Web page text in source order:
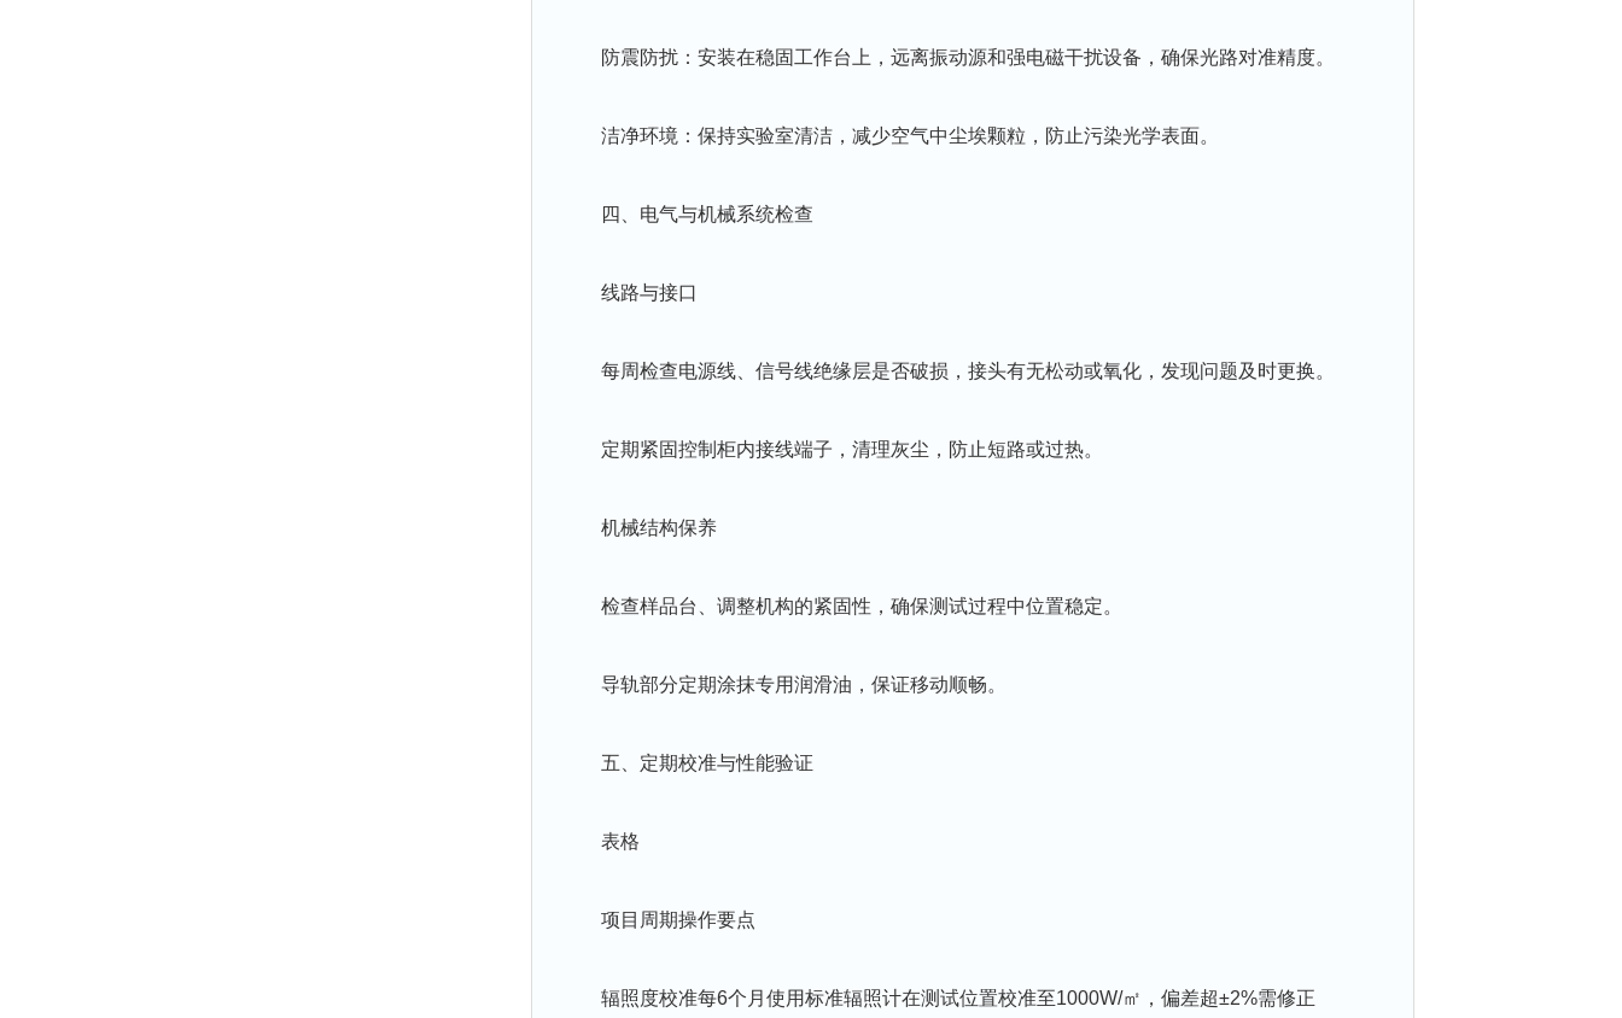
防震防扰‌：安装在稳固工作台上，远离振动源和强电磁干扰设备，确保光路对准精度。
洁净环境‌：保持实验室清洁，减少空气中尘埃颗粒，防止污染光学表面。
四、电气与机械系统检查‌
线路与接口‌
每周检查电源线、信号线绝缘层是否破损，接头有无松动或氧化，发现问题及时更换。
定期紧固控制柜内接线端子，清理灰尘，防止短路或过热。
机械结构保养‌
检查样品台、调整机构的紧固性，确保测试过程中位置稳定。
导轨部分定期涂抹专用润滑油，保证移动顺畅。
五、定期校准与性能验证‌
表格
项目周期操作要点
辐照度校准‌每6个月使用标准辐照计在测试位置校准至1000W/㎡，偏差超±2%需修正